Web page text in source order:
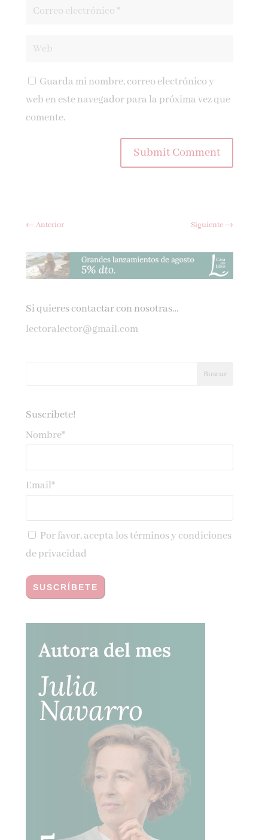
Guarda mi nombre, correo electrónico y
web en este navegador para la próxima vez que
comente.
Submit Comment
←Anterior Siguiente→
Si quieres contactar con nosotras…
lectoralector@gmail.com
Suscríbete!
Nombre*
Email*
Por favor, acepta los términos y condiciones
de privacidad